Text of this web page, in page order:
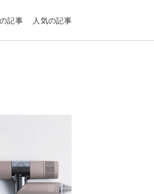
記事 人気の記事